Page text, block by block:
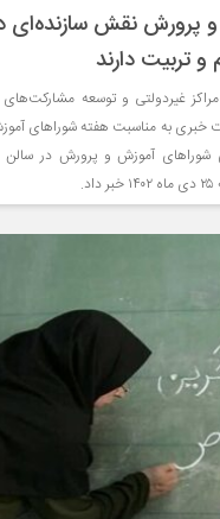
پرورش نقش سازنده‌ای
و تربیت دارند
غیردولتی و توسعه
به مناسبت هفته شوراهای
شوراهای آموزش و پرورش در